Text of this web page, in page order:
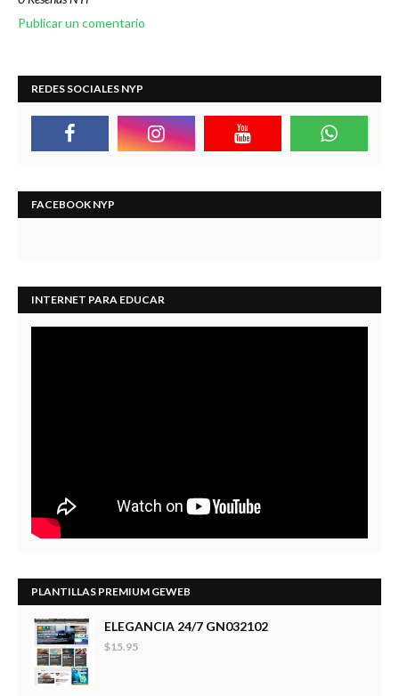
Publicar un comentario
REDES SOCIALES NYP
FACEBOOK NYP
INTERNET PARA EDUCAR
PLANTILLAS PREMIUM GEWEB
ELEGANCIA 24/7 GN032102
$15.95